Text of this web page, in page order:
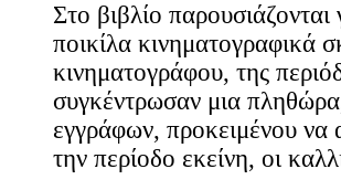
Στο βιβλίο
ποικίλα κινηματογραφικά
κινηματογράφου, της
συγκέντρωσαν μια
εγγράφων, προκειμένου να
την περίοδο εκείνη, οι